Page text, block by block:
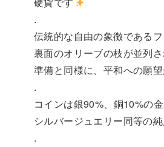
.
伝統的な自由の象徴である
裏面のオリーブの枝が並列
準備と同様に、平和への願
.
コインは銀90%、銅10%の
シルバージュエリー同等の
.